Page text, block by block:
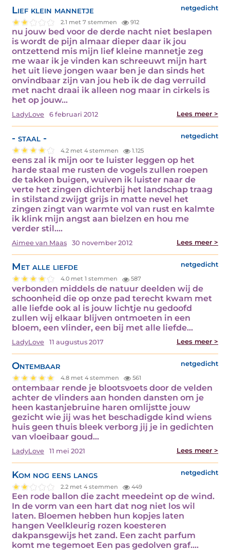
Lief klein mannetje netgedicht
2.1 met 7 stemmen 912
nu jouw bed voor de derde nacht niet beslapen
is wordt de pijn almaar dieper daar ik jou
ontzettend mis mijn lief kleine mannetje zeg
me waar ik je vinden kan schreeuwt mijn hart
het uit lieve jongen waar ben je dan sinds het
onvindbaar zijn van jou heb ik de dag verruild
met nacht draai ik alleen nog maar in cirkels is
het op jouw…
LadyLove 6 februari 2012 Lees meer >
- staal - netgedicht
4.2 met 4 stemmen 1.125
eens zal ik mijn oor te luister leggen op het
harde staal me rusten de vogels zullen roepen
de takken buigen, wuiven ik luister naar de
verte het zingen dichterbij het landschap traag
in stilstand zwijgt grijs in matte nevel het
zingen zingt van warmte vol van rust en kalmte
ik klink mijn angst aan bielzen en hou me
verder stil.…
Aimee van Maas 30 november 2012 Lees meer >
Met alle liefde netgedicht
4.0 met 1 stemmen 587
verbonden middels de natuur deelden wij de
schoonheid die op onze pad terecht kwam met
alle liefde ook al is jouw lichtje nu gedoofd
zullen wij elkaar blijven ontmoeten in een
bloem, een vlinder, een bij met alle liefde…
LadyLove 11 augustus 2017 Lees meer >
Ontembaar netgedicht
4.8 met 4 stemmen 561
ontembaar rende je blootsvoets door de velden
achter de vlinders aan honden dansten om je
heen kastanjebruine haren omlijstte jouw
gezicht wie jij was het beschadigde kind wiens
huis geen thuis bleek verborg jij je in gedichten
van vloeibaar goud…
LadyLove 11 mei 2021 Lees meer >
Kom nog eens langs netgedicht
2.2 met 4 stemmen 449
Een rode ballon die zacht meedeint op de wind.
In de vorm van een hart dat nog niet los wil
laten. Bloemen hebben hun kopjes laten
hangen Veelkleurig rozen koesteren
dakpansgewijs het zand. Een zacht parfum
komt me tegemoet Een pas gedolven graf.…